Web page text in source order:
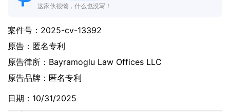
这家伙很懒，什么也没写！
案件号： 2025-cv-13392
原告： 匿名专利
原告律所：Bayramoglu Law Offices LLC
原告品牌： 匿名专利
日期：10/31/2025